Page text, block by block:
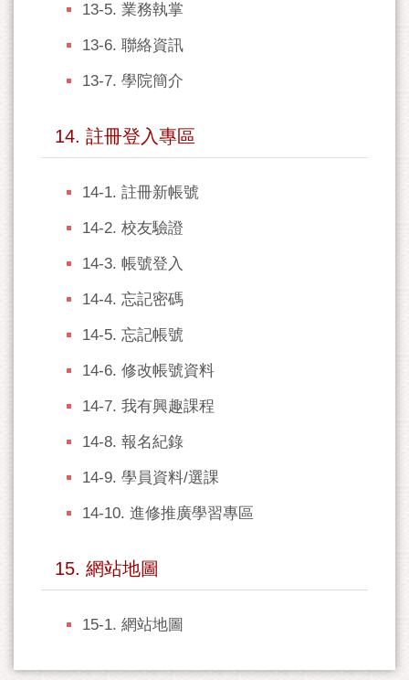
13-5. 業務執掌
13-6. 聯絡資訊
13-7. 學院簡介
14. 註冊登入專區
14-1. 註冊新帳號
14-2. 校友驗證
14-3. 帳號登入
14-4. 忘記密碼
14-5. 忘記帳號
14-6. 修改帳號資料
14-7. 我有興趣課程
14-8. 報名紀錄
14-9. 學員資料/選課
14-10. 進修推廣學習專區
15. 網站地圖
15-1. 網站地圖